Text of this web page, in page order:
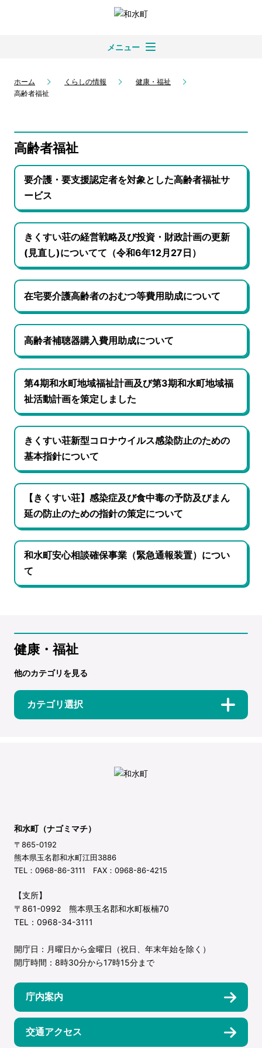
メニュー
ホーム くらしの情報
健康・福祉
高齢者福祉
高齢者福祉
要介護・要支援認定者を対象とした高齢者福祉サ
ービス
きくすい荘の経営戦略及び投資・財政計画の更新
(見直し)についてて（令和6年12月27日）
在宅要介護高齢者のおむつ等費用助成について
高齢者補聴器購入費用助成について
第4期和水町地域福祉計画及び第3期和水町地域福
祉活動計画を策定しました
きくすい荘新型コロナウイルス感染防止のための
基本指針について
【きくすい荘】感染症及び食中毒の予防及びまん
延の防止のための指針の策定について
和水町安心相談確保事業（緊急通報装置）につい
て
健康・福祉
他のカテゴリを見る
カテゴリ選択
和水町（ナゴミマチ）
〒865-0192
熊本県玉名郡和水町江田3886
TEL：0968-86-3111 FAX：0968-86-4215
【支所】
〒861-0992 熊本県玉名郡和水町板楠70
TEL：0968-34-3111
開庁日：月曜日から金曜日（祝日、年末年始を除く）
開庁時間：8時30分から17時15分まで
庁内案内
交通アクセス